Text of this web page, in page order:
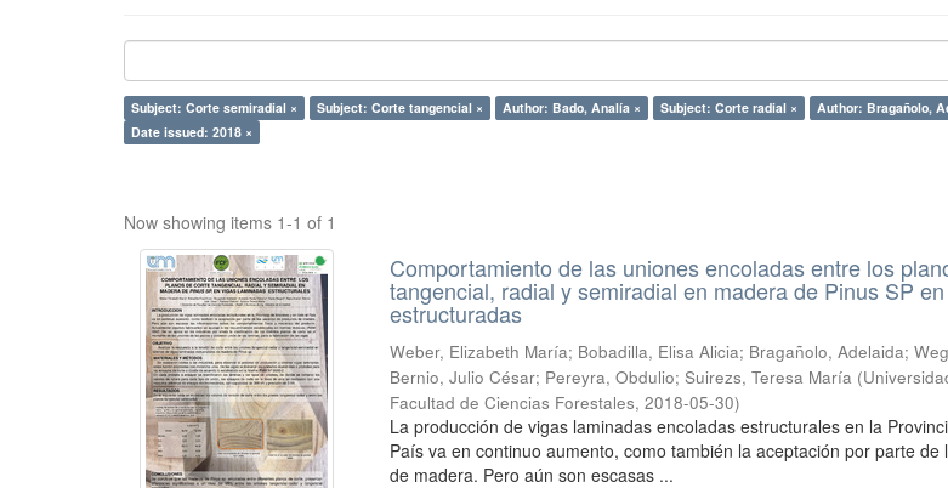
Subject: Corte semiradial × Subject: Corte tangencial × Author: Bado, Analía × Subject: Corte radial ×
Author: Bragañolo,
Date issued: 2018 ×
Now showing items 1-1 of 1
Comportamiento de las uniones encoladas entre los
tangencial, radial y semiradial en madera de Pinus SP
estructuradas
Weber, Elizabeth María; Bobadilla, Elisa Alicia; Bragañolo, Adelaida;
Bernio, Julio César; Pereyra, Obdulio; Suirezs, Teresa María (
Facultad de Ciencias Forestales,2018-05-30)
La producción de vigas laminadas encoladas estructurales en la
País va en continuo aumento, como también la aceptación por parte
de madera. Pero aún son escasas ...